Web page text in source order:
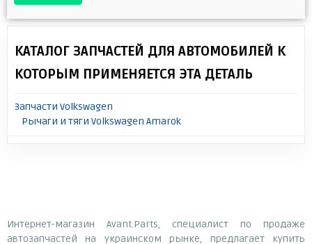
КАТАЛОГ ЗАПЧАСТЕЙ ДЛЯ АВТОМОБИЛЕЙ К
КОТОРЫМ ПРИМЕНЯЕТСЯ ЭТА ДЕТАЛЬ
Запчасти Volkswagen
Рычаги и тяги Volkswagen Amarok
Интернет-магазин Avant.Parts, специалист по продаже
автозапчастей на украинском рынке, предлагает купить